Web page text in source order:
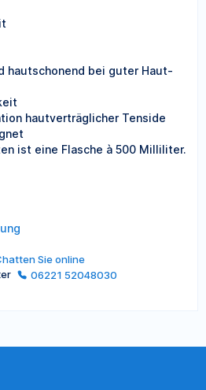
hautschonend bei guter Haut-
hautverträglicher Tenside
ist eine Flasche à 500 Milliliter.
Sie online
06221 52048030